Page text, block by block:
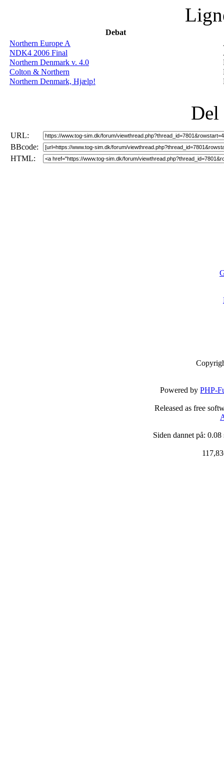
Debat
Northern Europe A
NDK4 2006 Final
Northern Denmark v. 4.0
Colton & Northern
Northern Denmark, Hjælp!
Del
URL:
BBcode:
HTML:
Powered byPHP-
Released as free
Siden dannet på: